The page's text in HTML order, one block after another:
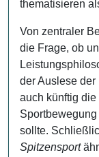
thematisieren
Von zentraler
die Frage, ob
der Auslese
auch künftig
sollte.
Spitzensport